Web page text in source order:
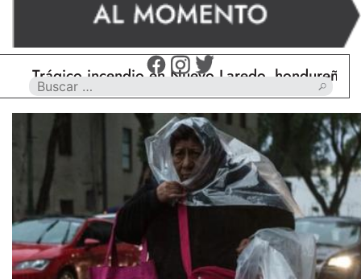
incendio en Nuevo Laredo, hondureño muere